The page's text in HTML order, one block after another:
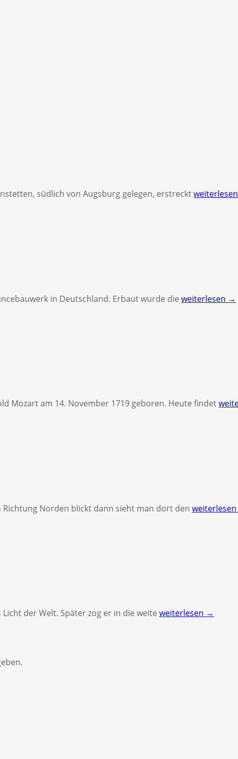
südlich von Augsburg gelegen, erstreckt
in Deutschland. Erbaut wurde die weiterlesen →
Mozart am 14. November 1719 geboren. Heute findet
Norden blickt dann sieht man dort den
der Welt. Später zog er in die weite weiterlesen →